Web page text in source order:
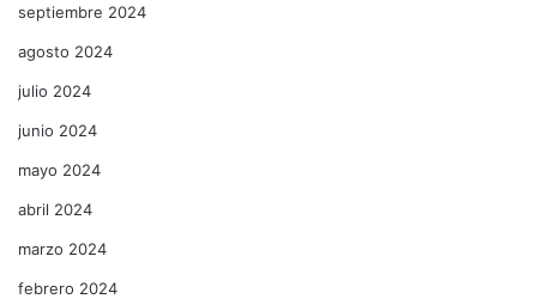
septiembre 2024
agosto 2024
julio 2024
junio 2024
mayo 2024
abril 2024
marzo 2024
febrero 2024